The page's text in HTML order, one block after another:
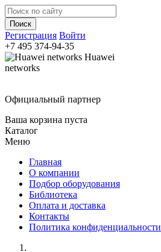
Регистрация Войти
+7 495 374-94-35
Huawei
networks
Официальный партнер
Ваша корзина пуста
Каталог
Меню
Главная
О компании
Подбор оборудования
Библиотека
Оплата и доставка
Контакты
Политика конфиденциальности